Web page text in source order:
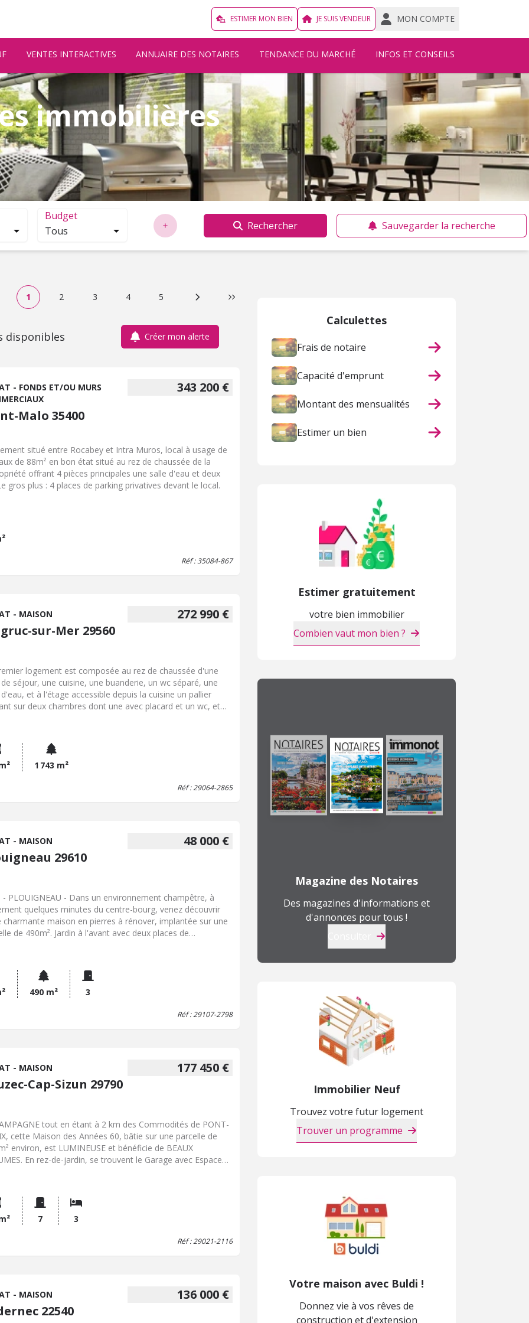
ESTIMER MON BIEN JE SUIS VENDEUR MON COMPTE
VENTES INTERACTIVES ANNUAIRE DES NOTAIRES TENDANCE DU MARCHÉ INFOS ET CONSEILS
immobilières
Cliquez pour ouvrir la modale de recherche.
Budget
Tous
Rechercher Sauvegarder la recherche
1 2 3 4 5 Page suivanteDernière page
disponibles Créer mon alerte
343 200 €
- FONDS ET/OU MURS
Malo 35400
situé entre Rocabey et Intra Muros, local à usage de
de 88m² en bon état situé au rez de chaussée de la
offrant 4 pièces principales une salle d'eau et deux
gros plus : 4 places de parking privatives devant le local.
Réf : 35084-867
272 990 €
- MAISON
sur-Mer 29560
logement est composée au rez de chaussée d'une
séjour, une cuisine, une buanderie, un wc séparé, une
et à l'étage accessible depuis la cuisine un pallier
sur deux chambres dont une avec placard et un wc, et
est composé d'une pièce avec coin cuisine, une salle
-wc, et à l'étage une chambre mansardée. Terrain contigu.
parcelle non attenante. Accès à pied à la plage de Trez
1 743 m²
Réf : 29064-2865
48 000 €
- MAISON
29610
- PLOUIGNEAU - Dans un environnement champêtre, à
quelques minutes du centre-bourg, venez découvrir
charmante maison en pierres à rénover, implantée sur une
de 490m². Jardin à l'avant avec deux places de
490 m² 3
Réf : 29107-2798
177 450 €
- MAISON
Cap-Sizun 29790
tout en étant à 2 km des Commodités de PONT-
cette Maison des Années 60, bâtie sur une parcelle de
environ, est LUMINEUSE et bénéficie de BEAUX
En rez-de-jardin, se trouvent le Garage avec Espace
Salle d'Eau, WC sous combles une Chambre, un
et 2 Greniers complètent l'ensemble. Jardin. Terrain
de 340 m². Le Centre de PONT-CROIX à 2 km offre
artisans, marché hebdomadaire, ...) Les RIVES du
7 3
Réf : 29021-2116
136 000 €
- MAISON
22540
Calculettes
Frais de notaire
Capacité d'emprunt
Montant des mensualités
Estimer un bien
Estimer gratuitement
votre bien immobilier
Combien vaut mon bien ?
Magazine des Notaires
Des magazines d'informations et
d'annonces pour tous !
Immobilier Neuf
Trouvez votre futur logement
Trouver un programme
Votre maison avec Buldi !
Donnez vie à vos rêves de
construction et d'extension